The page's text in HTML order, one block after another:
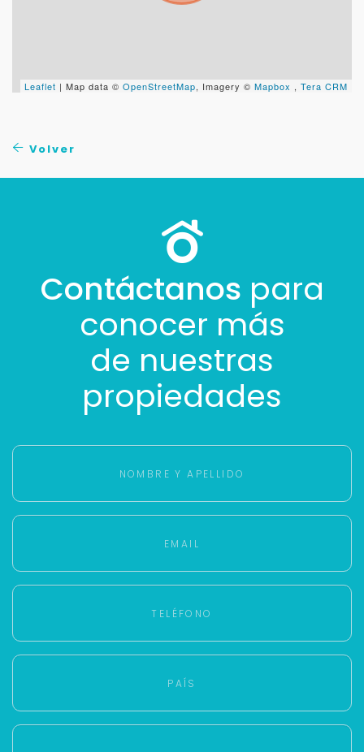
Leaflet | Map data © OpenStreetMap, Imagery © Mapbox , Tera CRM
Volver
Contáctanos para
conocer más
de nuestras
propiedades